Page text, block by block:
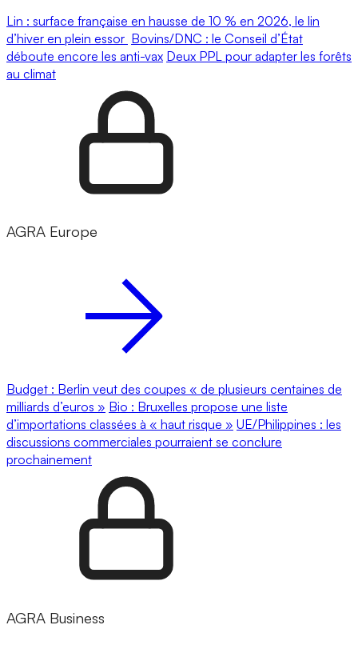
Lin : surface française en hausse de 10 % en 2026, le lin
d’hiver en plein essor Bovins/DNC : le Conseil d’État
déboute encore les anti-vax Deux PPL pour adapter les forêts
au climat
AGRA Europe
Budget : Berlin veut des coupes « de plusieurs centaines de
milliards d’euros » Bio : Bruxelles propose une liste
d’importations classées à « haut risque » UE/Philippines : les
discussions commerciales pourraient se conclure
prochainement
AGRA Business